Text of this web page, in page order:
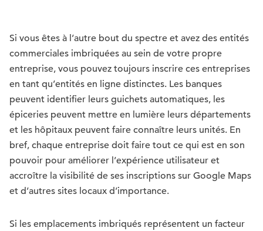
Si vous êtes à l’autre bout du spectre et avez des entités
commerciales imbriquées au sein de votre propre
entreprise, vous pouvez toujours inscrire ces entreprises
en tant qu’entités en ligne distinctes. Les banques
peuvent identifier leurs guichets automatiques, les
épiceries peuvent mettre en lumière leurs départements
et les hôpitaux peuvent faire connaître leurs unités. En
bref, chaque entreprise doit faire tout ce qui est en son
pouvoir pour améliorer l’expérience utilisateur et
accroître la visibilité de ses inscriptions sur Google Maps
et d’autres sites locaux d’importance.
Si les emplacements imbriqués représentent un facteur